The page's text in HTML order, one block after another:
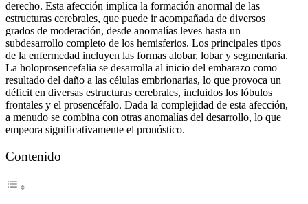
derecho. Esta afección implica la formación anormal de las
estructuras cerebrales, que puede ir acompañada de diversos
grados de moderación, desde anomalías leves hasta un
subdesarrollo completo de los hemisferios. Los principales tipos
de la enfermedad incluyen las formas alobar, lobar y segmentaria.
La holoprosencefalia se desarrolla al inicio del embarazo como
resultado del daño a las células embrionarias, lo que provoca un
déficit en diversas estructuras cerebrales, incluidos los lóbulos
frontales y el prosencéfalo. Dada la complejidad de esta afección,
a menudo se combina con otras anomalías del desarrollo, lo que
empeora significativamente el pronóstico.
Contenido